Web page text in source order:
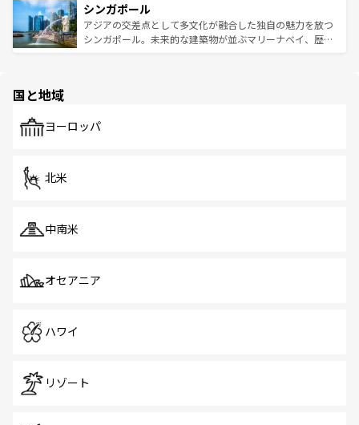
参照してほしい。
激する。気候は一年中温暖で、どの季節にも異なる楽しみ
が待っている。親しみやすいタイの人々、仏教を中心とし
た文化、そして多様な観光資源が、訪れる旅人を魅了し続
み、どこを訪れても感動するはず。観光スポットが密集し
ており、効率よく見どころを回れるのも魅力。息をのむよ
うな絶景から文化的な体験まで、香港を存分に楽しみ尽く
シンガポール
アジアの交差点として多文化が融合した独自の魅力を放つ
シンガポール。未来的な建築物が並ぶマリーナベイ、歴史
で、ホーカーズは地元の風情を楽しめる外せないスポット
国と地域
ヨーロッパ
北米
中南米
オセアニア
ハワイ
リゾート